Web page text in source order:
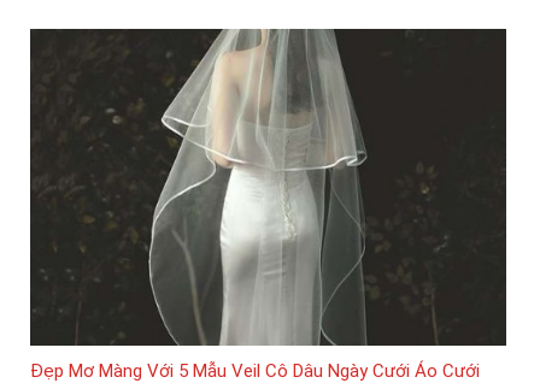
Đẹp Mơ Màng Với 5 Mẫu Veil Cô Dâu Ngày Cưới Áo Cưới